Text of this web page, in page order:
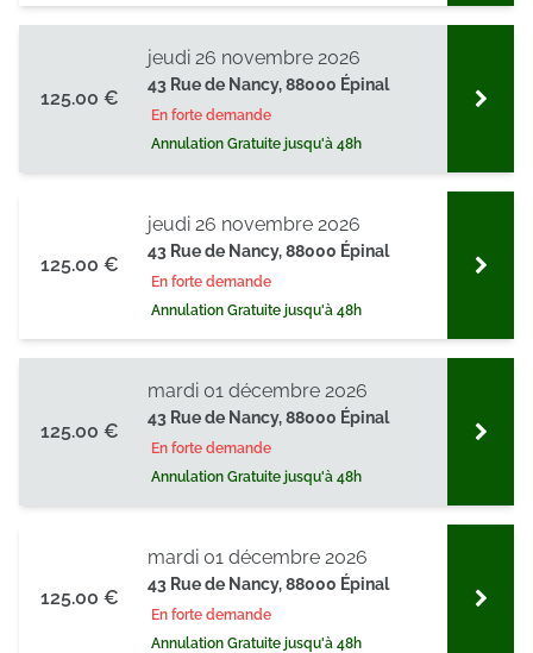
125.00 €
43 Rue de Nancy, 88000 Épinal
En forte demande
Annulation Gratuite jusqu'à 48h
jeudi 26 novembre 2026
125.00 €
43 Rue de Nancy, 88000 Épinal
En forte demande
Annulation Gratuite jusqu'à 48h
jeudi 26 novembre 2026
125.00 €
43 Rue de Nancy, 88000 Épinal
En forte demande
Annulation Gratuite jusqu'à 48h
mardi 01 décembre 2026
125.00 €
43 Rue de Nancy, 88000 Épinal
En forte demande
Annulation Gratuite jusqu'à 48h
mardi 01 décembre 2026